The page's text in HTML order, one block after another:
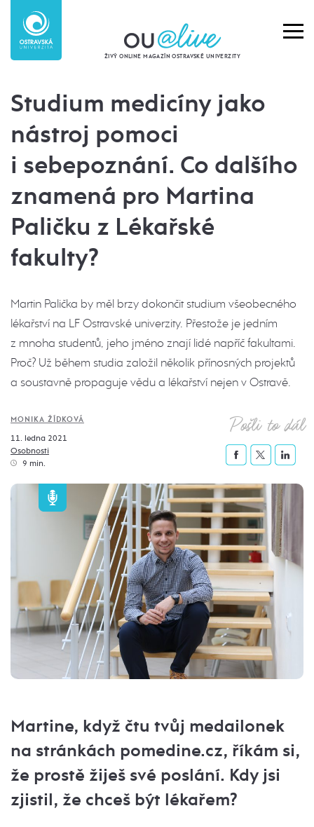
ŽIVÝ ONLINE MAGAZÍN OSTRAVSKÉ UNIVERZITY
Studium medicíny jako
nástroj pomoci
i sebepoznání. Co dalšího
znamená pro Martina
Paličku z Lékařské
fakulty?
Martin Palička by měl brzy dokončit studium všeobecného
lékařství na LF Ostravské univerzity. Přestože je jedním
z mnoha studentů, jeho jméno znají lidé napříč fakultami.
Proč? Už během studia založil několik přínosných projektů
a soustavně propaguje vědu a lékařství nejen v Ostravě.
MONIKA ŽÍDKOVÁ
11. ledna 2021
Osobnosti
9 min.
Pošli to dál
Martine, když čtu tvůj medailonek
na stránkách pomedine.cz, říkám si,
že prostě žiješ své poslání. Kdy jsi
zjistil, že chceš být lékařem?